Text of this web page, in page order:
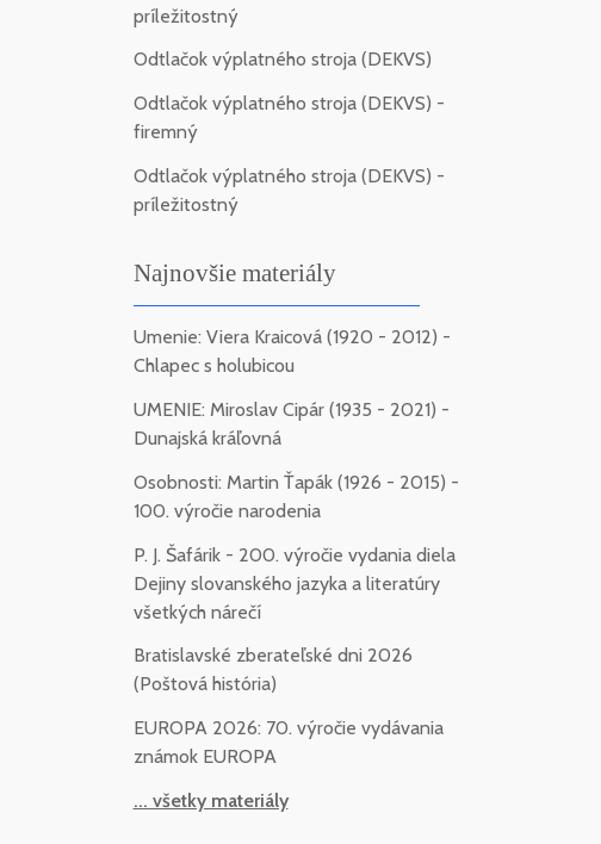
príležitostný
Odtlačok výplatného stroja (DEKVS)
Odtlačok výplatného stroja (DEKVS) -
firemný
Odtlačok výplatného stroja (DEKVS) -
príležitostný
Najnovšie materiály
Umenie: Viera Kraicová (1920 - 2012) -
Chlapec s holubicou
UMENIE: Miroslav Cipár (1935 - 2021) -
Dunajská kráľovná
Osobnosti: Martin Ťapák (1926 - 2015) -
100. výročie narodenia
P. J. Šafárik - 200. výročie vydania diela
Dejiny slovanského jazyka a literatúry
všetkých nárečí
Bratislavské zberateľské dni 2026
(Poštová história)
EUROPA 2026: 70. výročie vydávania
známok EUROPA
... všetky materiály